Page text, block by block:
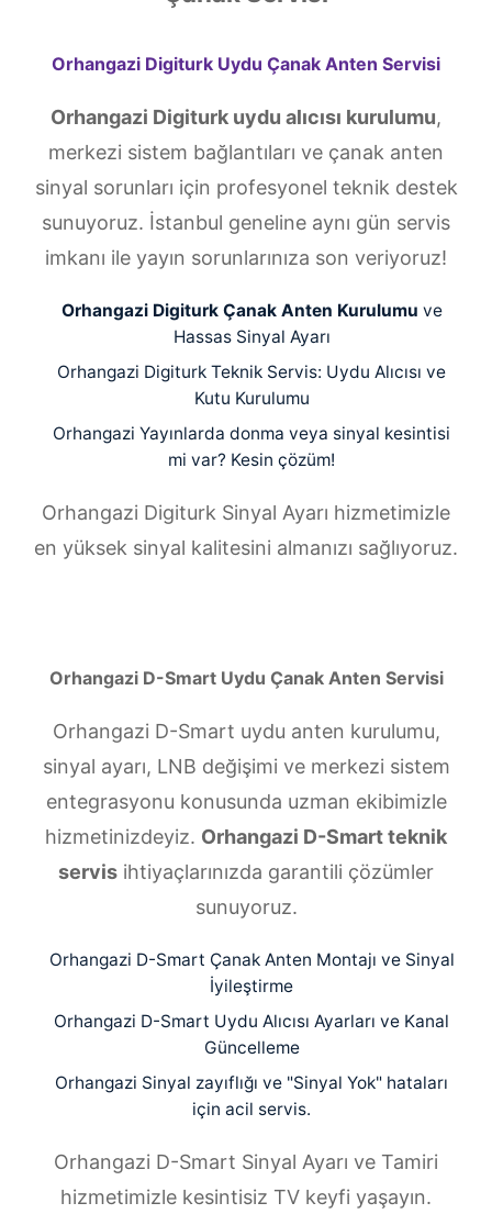
Orhangazi Digiturk Uydu Çanak Anten Servisi
Orhangazi Digiturk uydu alıcısı kurulumu,
merkezi sistem bağlantıları ve çanak anten
sinyal sorunları için profesyonel teknik destek
sunuyoruz. İstanbul geneline aynı gün servis
imkanı ile yayın sorunlarınıza son veriyoruz!
Orhangazi Digiturk Çanak Anten Kurulumu ve
Hassas Sinyal Ayarı
Orhangazi Digiturk Teknik Servis: Uydu Alıcısı ve
Kutu Kurulumu
Orhangazi Yayınlarda donma veya sinyal kesintisi
mi var? Kesin çözüm!
Orhangazi Digiturk Sinyal Ayarı hizmetimizle
en yüksek sinyal kalitesini almanızı sağlıyoruz.
Orhangazi D-Smart Uydu Çanak Anten Servisi
Orhangazi D-Smart uydu anten kurulumu,
sinyal ayarı, LNB değişimi ve merkezi sistem
entegrasyonu konusunda uzman ekibimizle
hizmetinizdeyiz. Orhangazi D-Smart teknik
servis ihtiyaçlarınızda garantili çözümler
sunuyoruz.
Orhangazi D-Smart Çanak Anten Montajı ve Sinyal
İyileştirme
Orhangazi D-Smart Uydu Alıcısı Ayarları ve Kanal
Güncelleme
Orhangazi Sinyal zayıflığı ve "Sinyal Yok" hataları
için acil servis.
Orhangazi D-Smart Sinyal Ayarı ve Tamiri
hizmetimizle kesintisiz TV keyfi yaşayın.